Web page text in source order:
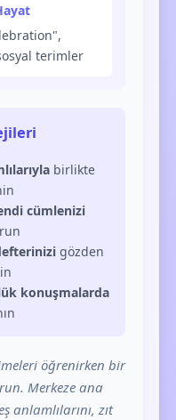
terimler
birlikte
cümlenizi
gözden
konuşmalarda
öğrenirken bir
Merkeze ana
anlamlılarını, zıt